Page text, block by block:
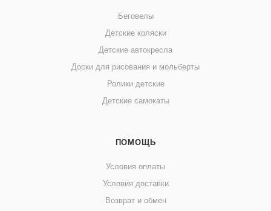
Беговелы
Детские коляски
Детские автокресла
Доски для рисования и мольберты
Ролики детские
Детские самокаты
ПОМОЩЬ
Условия оплаты
Условия доставки
Возврат и обмен